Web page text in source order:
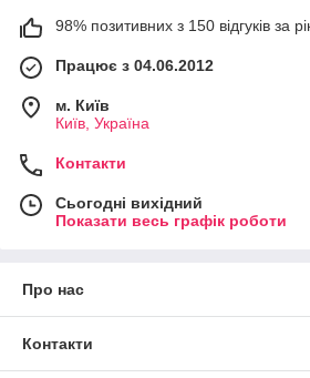
98% позитивних з 150 відгуків за
Працює з 04.06.2012
м. Київ
Київ, Україна
Контакти
Сьогодні вихідний
Показати весь графік роботи
Про нас
Контакти